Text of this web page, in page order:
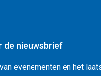
de nieuwsbrief
evenementen en het